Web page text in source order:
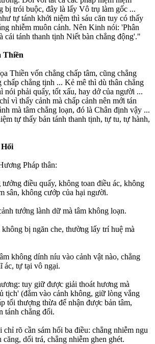
bị trói buộc, đây là lấy Vô trụ làm gốc ...
tự tánh khởi niệm thì sáu căn tuy có thấy
nhiễm muôn cảnh. Nên Kinh nói: 'Phân
cái tánh thanh tịnh Niết bàn chẳng động'."
Thiền
Thiền vốn chẳng chấp tâm, cũng chẳng
chấp chẳng tịnh ... Kẻ mê thì dù thân chẳng
nói phải quấy, tốt xấu, hay dở của người ...
vì thấy cảnh mà chấp cảnh nên mới tán
mà tâm chẳng loạn, đó là Chân định vậy ...
tự thấy bản tánh thanh tịnh, tự tu, tự hành,
Hối
Pháp thân:
điều quấy, không toan điều ác, không
sân, không cướp của hại người.
tướng lành dữ mà tâm không loạn.
bị ngăn che, thường lấy trí huệ mà
không dính níu vào cảnh vật nào, chẳng
ác, tự tại vô ngại.
tuy giữ được giải thoát hương mà
tịch' (đắm vào cảnh không, giữ lòng vắng
tối thượng thừa để nhận được bản tâm,
tánh chẳng đổi.
rõ cần sám hối ba điều: chẳng nhiễm ngu
căng, dối trá, chẳng nhiễm ghen ghét.